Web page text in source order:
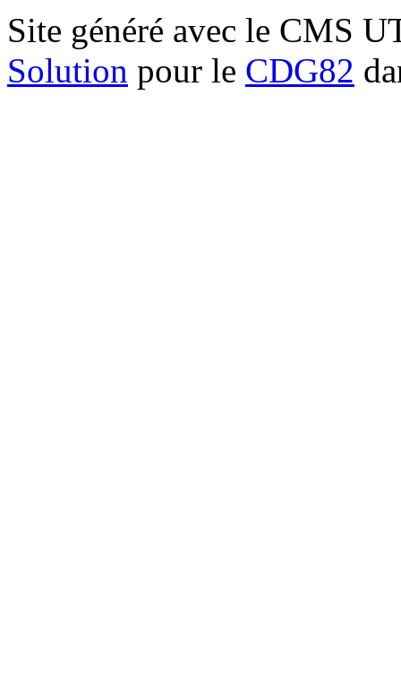
Site généré avec le CMS
Solution pour le CDG82